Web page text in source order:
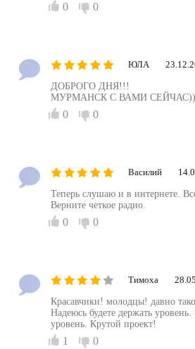
0 0
ЮЛА
ДОБРОГО ДНЯ!!!
МУРМАНСК С ВАМИ
0 0
Василий
Теперь слушаю и в интернете.
Верните четкое радио.
0 0
Тимоха
Красавчики! молодцы! давно
Надеюсь будете держать уровень.
уровень. Крутой проект!
1 0